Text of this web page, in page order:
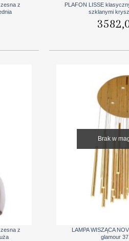
z
PLAFON LISSE
szklanymi
z
Brak w
LAMPA WISZĄCA
glamour